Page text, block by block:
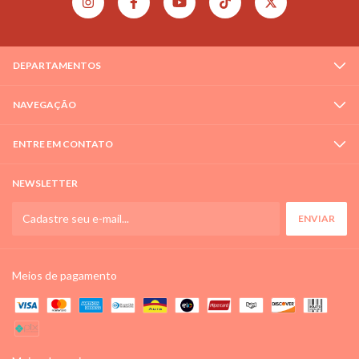
DEPARTAMENTOS
NAVEGAÇÃO
ENTRE EM CONTATO
NEWSLETTER
Meios de pagamento